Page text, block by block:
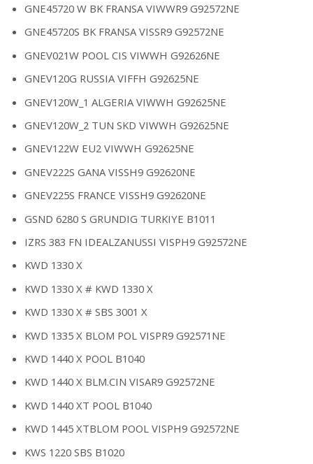
GNE45720 W BK FRANSA VIWWR9 G92572NE
GNE45720S BK FRANSA VISSR9 G92572NE
GNEV021W POOL CIS VIWWH G92626NE
GNEV120G RUSSIA VIFFH G92625NE
GNEV120W_1 ALGERIA VIWWH G92625NE
GNEV120W_2 TUN SKD VIWWH G92625NE
GNEV122W EU2 VIWWH G92625NE
GNEV222S GANA VISSH9 G92620NE
GNEV225S FRANCE VISSH9 G92620NE
GSND 6280 S GRUNDIG TURKIYE B1011
IZRS 383 FN IDEALZANUSSI VISPH9 G92572NE
KWD 1330 X
KWD 1330 X # KWD 1330 X
KWD 1330 X # SBS 3001 X
KWD 1335 X BLOM POL VISPR9 G92571NE
KWD 1440 X POOL B1040
KWD 1440 X BLM.CIN VISAR9 G92572NE
KWD 1440 XT POOL B1040
KWD 1445 XTBLOM POOL VISPH9 G92572NE
KWS 1220 SBS B1020